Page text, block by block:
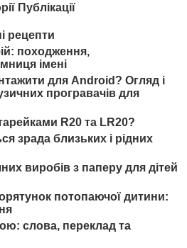
Публікації
рецепти
походження,
імені
для Android? Огляд і
програвачів для
R20 та LR20?
зрада близьких і рідних
виробів з паперу для дітей
потопаючої дитини:
слова, переклад та